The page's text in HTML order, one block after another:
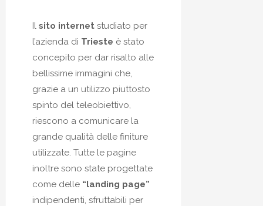
Il sito internetstudiato per
l’azienda di Trieste è stato
concepito per dar risalto alle
bellissime immagini che,
grazie a un utilizzo piuttosto
spinto del teleobiettivo,
riescono a comunicare la
grande qualità delle finiture
utilizzate. Tutte le pagine
inoltre sono state progettate
come delle “landing page”
indipendenti, sfruttabili per